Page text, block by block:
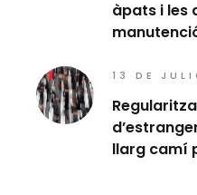
àpats i les
13 DE
llarg camí